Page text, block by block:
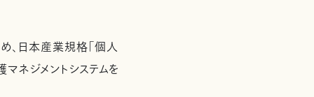
、日本産業規格「個人
ネジメントシステムを